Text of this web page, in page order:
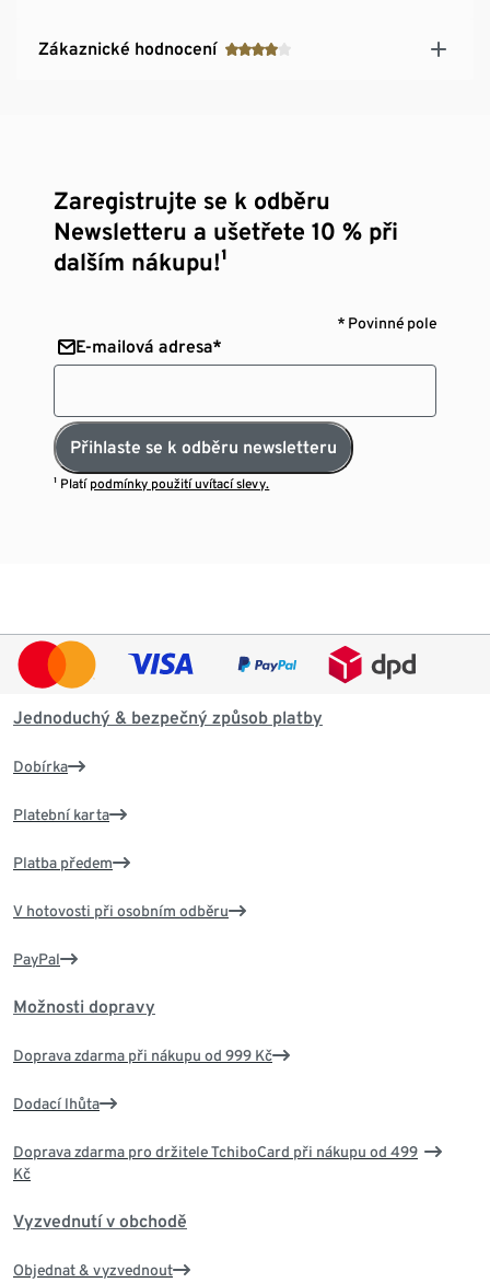
Zákaznické hodnocení
Zaregistrujte se k odběru
Newsletteru a ušetřete 10 % při
dalším nákupu!¹
* Povinné pole
E-mailová adresa*
Přihlaste se k odběru newsletteru
¹ Platí podmínky použití uvítací slevy.
Jednoduchý & bezpečný způsob platby
Dobírka
Platební karta
Platba předem
V hotovosti při osobním odběru
PayPal
Možnosti dopravy
Doprava zdarma při nákupu od 999 Kč
Dodací lhůta
Doprava zdarma pro držitele TchiboCard při nákupu od 499
Kč
Vyzvednutí v obchodě
Objednat & vyzvednout